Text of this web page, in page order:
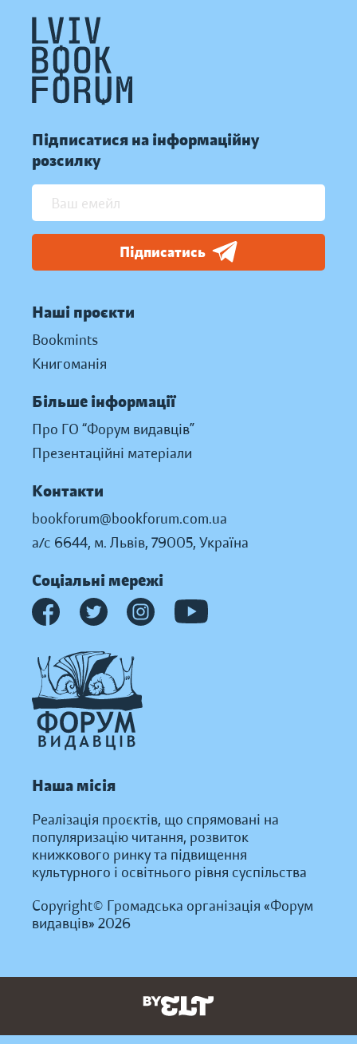
Підписатися на інформаційну
розсилку
Підписатись
Наші проєкти
Bookmints
Книгоманія
Більше інформації
Про ГО “Форум видавців”
Презентаційні матеріали
Контакти
bookforum@bookforum.com.ua
а/с 6644, м. Львів, 79005, Україна
Соціальні мережі
Наша місія
Реалізація проєктів, що спрямовані на
популяризацію читання, розвиток
книжкового ринку та підвищення
культурного і освітнього рівня суспільства
Copyright© Громадська організація «Форум
видавців» 2026